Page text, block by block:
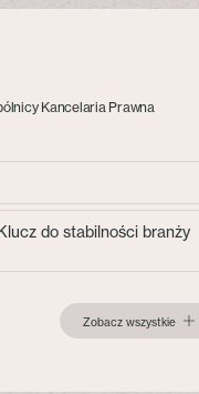
Kancelaria Prawna
do stabilności branży
Zobacz wszystkie